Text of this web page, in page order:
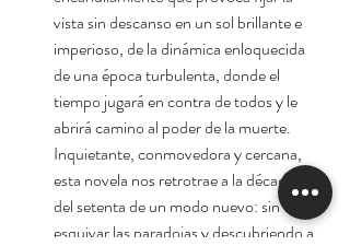
vista sin descanso en un sol brillante e
imperioso, de la dinámica enloquecida
de una época turbulenta, donde el
tiempo jugará en contra de todos y le
abrirá camino al poder de la muerte.
Inquietante, conmovedora y cercana,
esta novela nos retrotrae a la década
del setenta de un modo nuevo: sin
esquivar las paradojas y descubriendo a